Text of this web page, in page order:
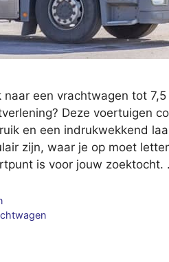
naar een vrachtwagen tot
Deze voertuigen
en een indrukwekkend
zijn, waar je op moet
is voor jouw zoektocht.